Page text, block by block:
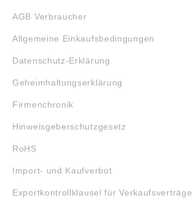
AGB Verbraucher
Allgemeine Einkaufsbedingungen
Datenschutz-Erklärung
Geheimhaltungserklärung
Firmenchronik
Hinweisgeberschutzgesetz
RoHS
Import- und Kaufverbot
Exportkontrollklausel für Verkaufsverträge